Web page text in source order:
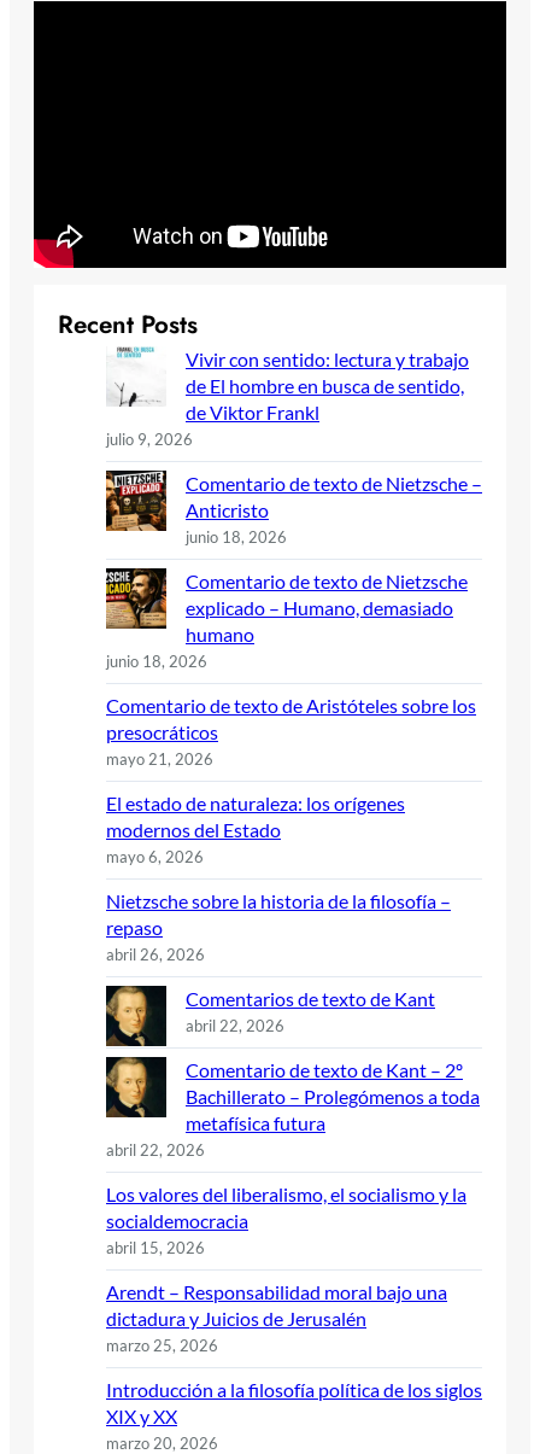
Recent Posts
Vivir con sentido: lectura y trabajo
de El hombre en busca de sentido,
de Viktor Frankl
julio 9, 2026
Comentario de texto de Nietzsche –
Anticristo
junio 18, 2026
Comentario de texto de Nietzsche
explicado – Humano, demasiado
humano
junio 18, 2026
Comentario de texto de Aristóteles sobre los
presocráticos
mayo 21, 2026
El estado de naturaleza: los orígenes
modernos del Estado
mayo 6, 2026
Nietzsche sobre la historia de la filosofía –
repaso
abril 26, 2026
Comentarios de texto de Kant
abril 22, 2026
Comentario de texto de Kant – 2º
Bachillerato – Prolegómenos a toda
metafísica futura
abril 22, 2026
Los valores del liberalismo, el socialismo y la
socialdemocracia
abril 15, 2026
Arendt – Responsabilidad moral bajo una
dictadura y Juicios de Jerusalén
marzo 25, 2026
Introducción a la filosofía política de los siglos
XIX y XX
marzo 20, 2026